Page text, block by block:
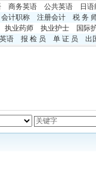
商务英语 公共英语
日语
会计职称 注册会计
税 务
执业药师 执业护士
国际
语 报 检 员 单 证 员 出